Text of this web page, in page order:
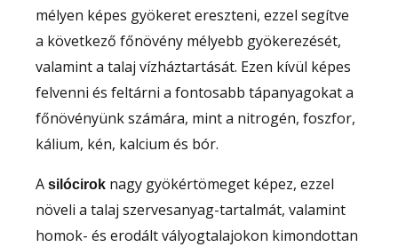
mélyen képes gyökeret ereszteni, ezzel segítve
a következő főnövény mélyebb gyökerezését,
valamint a talaj vízháztartását. Ezen kívül képes
felvenni és feltárni a fontosabb tápanyagokat a
főnövényünk számára, mint a nitrogén, foszfor,
kálium, kén, kalcium és bór.
A silócirok nagy gyökértömeget képez, ezzel
növeli a talaj szervesanyag-tartalmát, valamint
homok- és erodált vályogtalajokon kimondottan